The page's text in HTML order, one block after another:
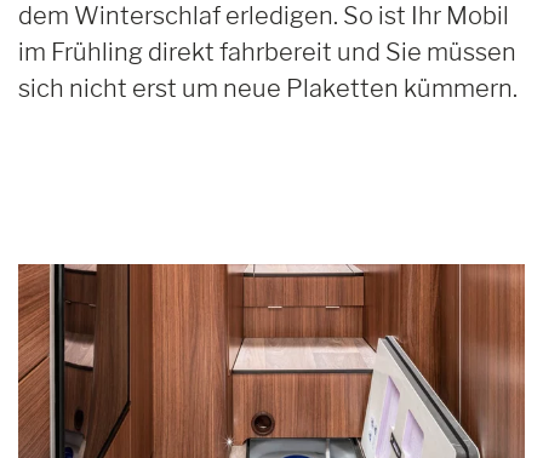
dem Winterschlaf erledigen. So ist Ihr Mobil
im Frühling direkt fahrbereit und Sie müssen
sich nicht erst um neue Plaketten kümmern.